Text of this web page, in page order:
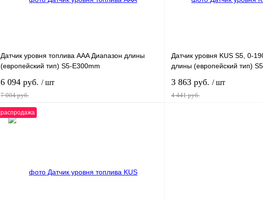
Датчик уровня топлива AAA Диапазон длины
(европейский тип) S5-E300mm
6 094 руб. / шт
7 004 руб.
Датчик уровня KUS S5, 0-
длины (европейский тип)
3 863 руб. / шт
4 441 руб.
распродажа